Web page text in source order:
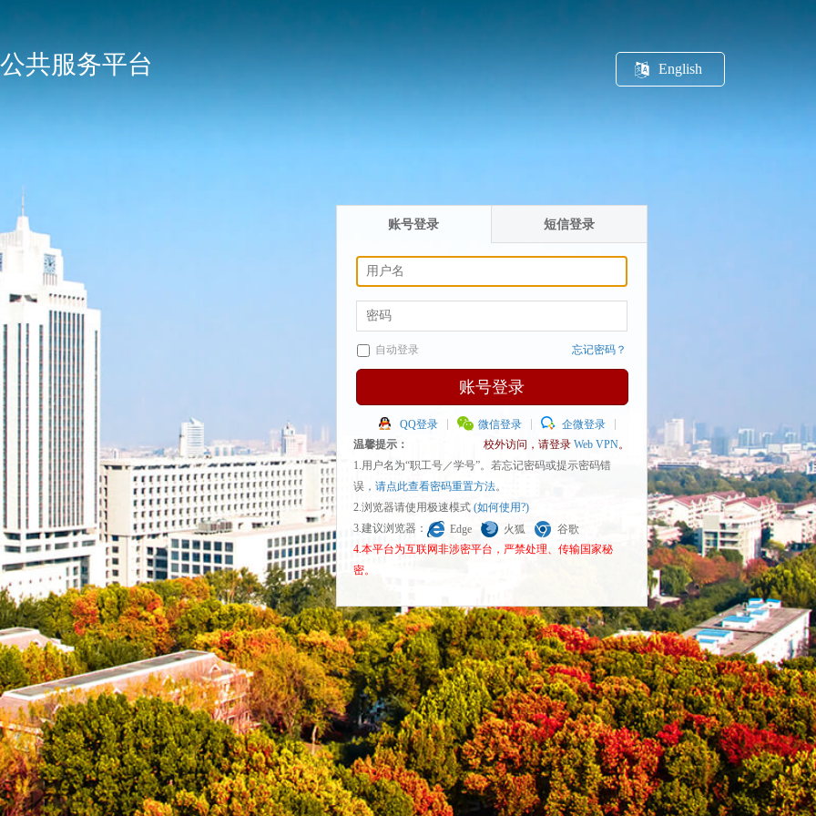
共服务平台 English
账号登录 短信登录
自动登录 忘记密码？
账号登录
QQ登录 微信登录
企微登录
温馨提示：
校外访问，请登录 Web VPN。
1.用户名为“职工号／学号”。若忘记密码或提示密码错
误， 请点此查看密码重置方法。
2.浏览器请使用极速模式 (如何使用?)
3.建议浏览器：
Edge 火狐
谷歌
4.本平台为互联网非涉密平台，严禁处理、传输国家秘
密。